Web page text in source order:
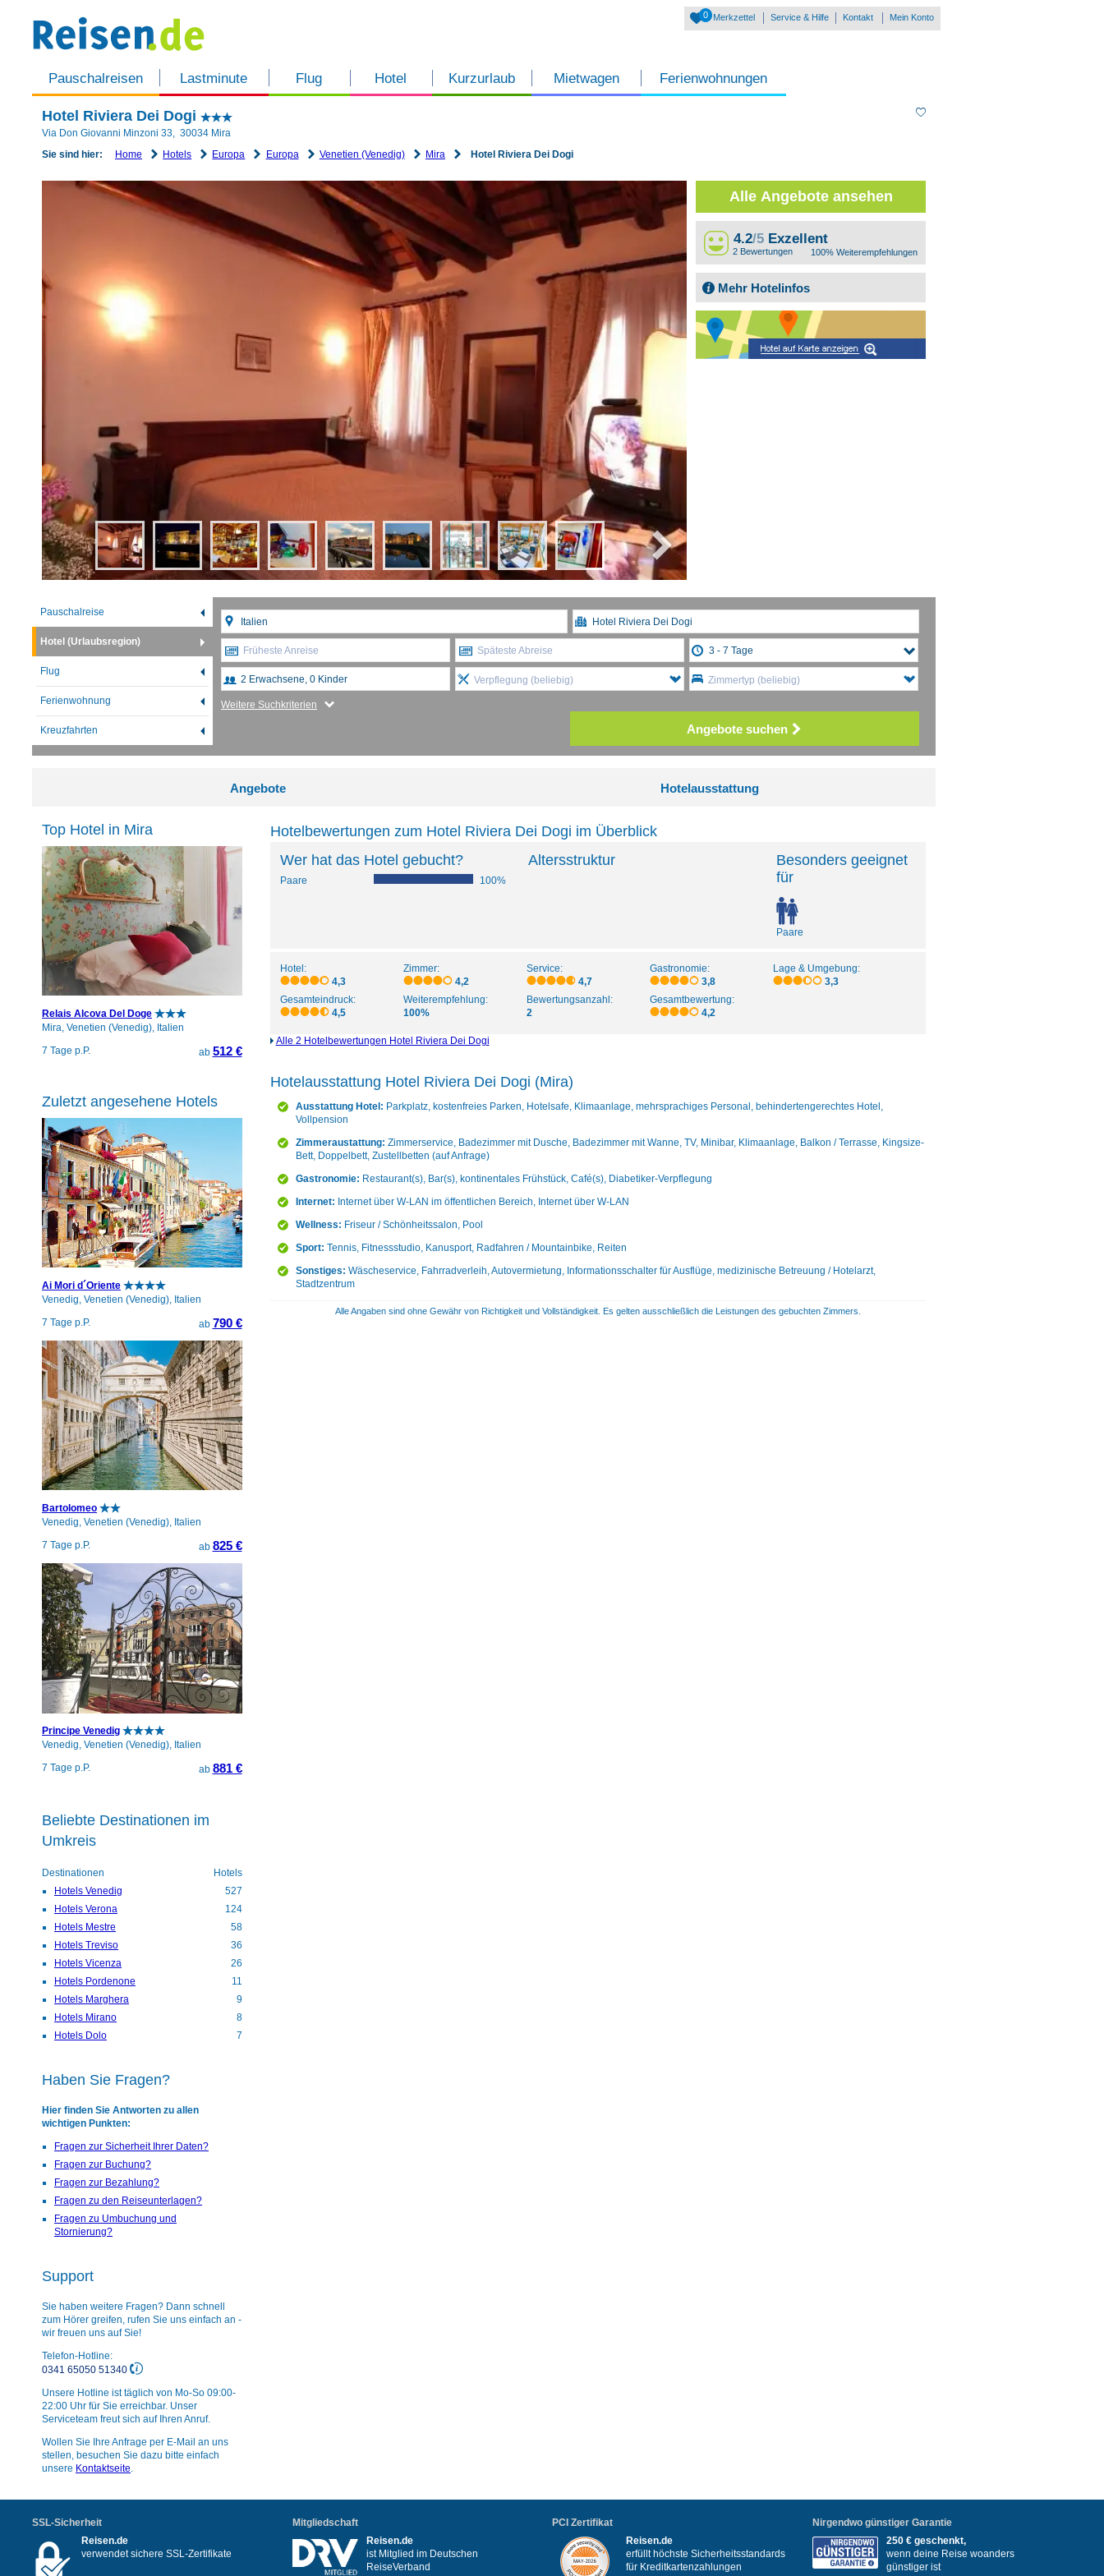
Pauschalreisen Lastminute Flug Hotel Kurzurlaub Mietwagen Ferienwohnungen
0 Merkzettel Service & Hilfe Kontakt Mein Konto
Hotel Riviera Dei Dogi
Via Don Giovanni Minzoni 33, 30034 Mira
Sie sind hier:
Home Hotels Europa Europa Venetien (Venedig) Mira Hotel Riviera Dei Dogi
Alle Angebote ansehen
4.2/5 Exzellent
2 Bewertungen 100% Weiterempfehlungen
Mehr Hotelinfos
Pauschalreise
Hotel (Urlaubsregion)
Flug
Ferienwohnung
Kreuzfahrten
Früheste Anreise Späteste Abreise
Verpflegung (beliebig) Zimmertyp (beliebig)
Weitere Suchkriterien
Angebote suchen
Angebote Hotelausstattung
Hotelbewertungen zum Hotel Riviera Dei Dogi im Überblick
Wer hat das Hotel gebucht?
Paare 100%
Altersstruktur
Besonders geeignet
für
Paare
Hotel:
4,3
Zimmer:
4,2
Service:
4,7
Gastronomie:
3,8
Lage & Umgebung:
3,3
Gesamteindruck:
4,5
Weiterempfehlung:
100%
Bewertungsanzahl:
2
Gesamtbewertung:
4,2
Alle 2 Hotelbewertungen Hotel Riviera Dei Dogi
Hotelausstattung Hotel Riviera Dei Dogi (Mira)
Ausstattung Hotel: Parkplatz, kostenfreies Parken, Hotelsafe, Klimaanlage, mehrsprachiges Personal, behindertengerechtes Hotel,
Vollpension
Zimmeraustattung: Zimmerservice, Badezimmer mit Dusche, Badezimmer mit Wanne, TV, Minibar, Klimaanlage, Balkon / Terrasse, Kingsize-
Bett, Doppelbett, Zustellbetten (auf Anfrage)
Gastronomie: Restaurant(s), Bar(s), kontinentales Frühstück, Café(s), Diabetiker-Verpflegung
Internet: Internet über W-LAN im öffentlichen Bereich, Internet über W-LAN
Wellness: Friseur / Schönheitssalon, Pool
Sport: Tennis, Fitnessstudio, Kanusport, Radfahren / Mountainbike, Reiten
Sonstiges: Wäscheservice, Fahrradverleih, Autovermietung, Informationsschalter für Ausflüge, medizinische Betreuung / Hotelarzt,
Stadtzentrum
Alle Angaben sind ohne Gewähr von Richtigkeit und Vollständigkeit. Es gelten ausschließlich die Leistungen des gebuchten Zimmers.
Top Hotel in Mira
Relais Alcova Del Doge
Mira, Venetien (Venedig), Italien
7 Tage p.P.
ab 512 €
Zuletzt angesehene Hotels
Ai Mori d´Oriente
Venedig, Venetien (Venedig), Italien
7 Tage p.P.
ab 790 €
Bartolomeo
Venedig, Venetien (Venedig), Italien
7 Tage p.P.
ab 825 €
Principe Venedig
Venedig, Venetien (Venedig), Italien
7 Tage p.P.
ab 881 €
Beliebte Destinationen im
Umkreis
Destinationen
Hotels
Hotels Venedig
527
Hotels Verona
124
Hotels Mestre
58
Hotels Treviso
36
Hotels Vicenza
26
Hotels Pordenone
11
Hotels Marghera
9
Hotels Mirano
8
Hotels Dolo
7
Haben Sie Fragen?
Hier finden Sie Antworten zu allen
wichtigen Punkten:
Fragen zur Sicherheit Ihrer Daten?
Fragen zur Buchung?
Fragen zur Bezahlung?
Fragen zu den Reiseunterlagen?
Fragen zu Umbuchung und
Stornierung?
Support
Sie haben weitere Fragen? Dann schnell
zum Hörer greifen, rufen Sie uns einfach an -
wir freuen uns auf Sie!
Telefon-Hotline:
0341 65050 51340
Unsere Hotline ist täglich von Mo-So 09:00-
22:00 Uhr für Sie erreichbar. Unser
Serviceteam freut sich auf Ihren Anruf.
Wollen Sie Ihre Anfrage per E-Mail an uns
stellen, besuchen Sie dazu bitte einfach
unsere Kontaktseite.
SSL-Sicherheit
Reisen.de
verwendet sichere SSL-Zertifikate
Mitgliedschaft
Reisen.de
ist Mitglied im Deutschen
ReiseVerband
PCI Zertifikat
Reisen.de
erfüllt höchste Sicherheitsstandards
für Kreditkartenzahlungen
Nirgendwo günstiger Garantie
250 € geschenkt,
wenn deine Reise woanders
günstiger ist